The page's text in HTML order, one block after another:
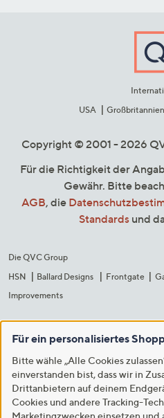
USA
Großbritannien
Copyright © 2001 - 2026
Für die Richtigkeit der
Gewähr. Bitte
AGB, die
Standards und
Die QVC Group
HSN
Ballard Designs Frontgate
Improvements
Für ein personalisiertes
Bitte wähle „Alle Cookies
einverstanden bist, dass wir in
Drittanbietern auf deinem
Cookies und andere Tracking-
Marketingzwecken einsetzen und